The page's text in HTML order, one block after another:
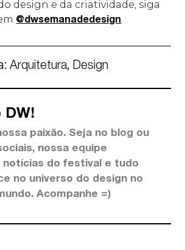
design e da criatividade, siga
@dwsemanadedesign
Arquitetura, Design
DW!
paixão. Seja no blog ou
nossa equipe
notícias do festival e tudo
no universo do design no
Acompanhe =)